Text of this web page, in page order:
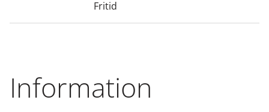
Fritid
Information